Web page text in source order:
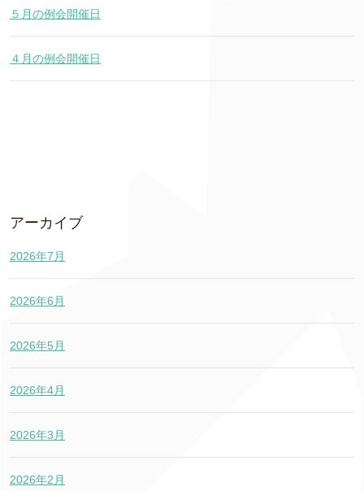
５月の例会開催日
４月の例会開催日
アーカイブ
2026年7月
2026年6月
2026年5月
2026年4月
2026年3月
2026年2月